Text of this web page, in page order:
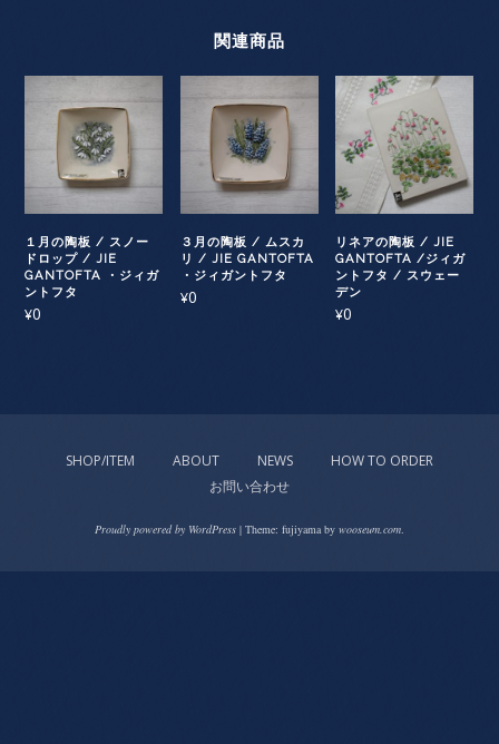
関連商品
１月の陶板 / スノー
ドロップ / JIE
GANTOFTA ・ジィガ
ントフタ
¥0
３月の陶板 / ムスカ
リ / JIE GANTOFTA
・ジィガントフタ
¥0
リネアの陶板 / JIE
GANTOFTA /ジィガ
ントフタ / スウェー
デン
¥0
SHOP/ITEM ABOUT NEWS
HOW TO ORDER
お問い合わせ
Proudly powered by WordPress | Theme: fujiyama by wooseum.com